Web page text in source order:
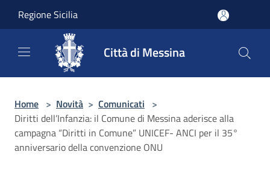
Regione Sicilia
Città di Messina
Home > Novità > Comunicati >
Diritti dell’Infanzia: il Comune di Messina aderisce alla
campagna “Diritti in Comune” UNICEF- ANCI per il 35°
anniversario della convenzione ONU